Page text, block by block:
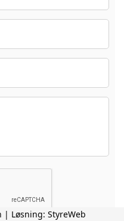
| Løsning: StyreWeb